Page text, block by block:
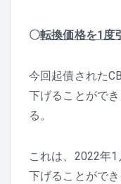
〇転換価格を1度
今回起債された
下げることがで
る。
これは、2022年
下げることができ